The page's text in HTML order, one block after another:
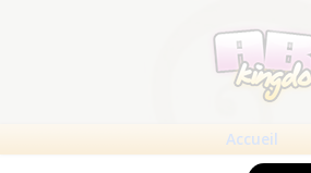
Accueil